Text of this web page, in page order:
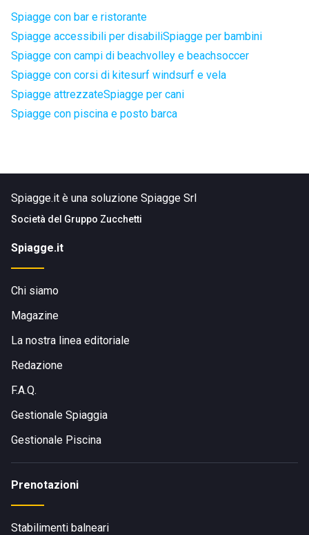
Spiagge con bar e ristorante
Spiagge accessibili per disabiliSpiagge per bambini
Spiagge con campi di beachvolley e beachsoccer
Spiagge con corsi di kitesurf windsurf e vela
Spiagge attrezzateSpiagge per cani
Spiagge con piscina e posto barca
Spiagge.it è una soluzione Spiagge Srl
Società del Gruppo Zucchetti
Spiagge.it
Chi siamo
Magazine
La nostra linea editoriale
Redazione
F.A.Q.
Gestionale Spiaggia
Gestionale Piscina
Prenotazioni
Stabilimenti balneari